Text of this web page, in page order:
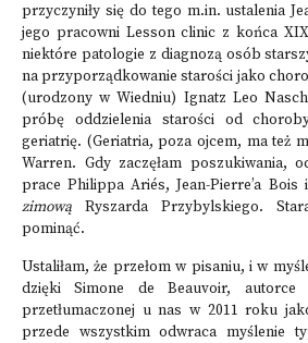
przyczyniły się do tego m.in. ustalenia
jego pracowni Lesson clinic z końca
niektóre patologie z diagnozą osób
na przyporządkowanie starości jako
(urodzony w Wiedniu) Ignatz Leo
próbę oddzielenia starości od
geriatrię. (Geriatria, poza ojcem, ma też
Warren. Gdy zaczęłam poszukiwania,
prace Philippa Ariés, Jean-Pierre’a Bois i
zimową Ryszarda Przybylskiego.
pominąć.
Ustaliłam, że przełom w pisaniu, i w
dzięki Simone de Beauvoir, autorce
przetłumaczonej u nas w 2011 roku
przede wszystkim odwraca myślenie